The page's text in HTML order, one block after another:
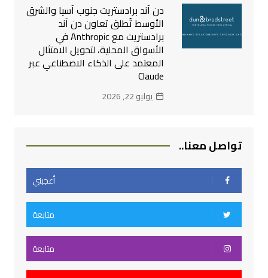
دن آند برادستريت جنوب آسيا والشرق
الأوسط تُطلق تعاون دن آند
برادستريت مع Anthropic في
الأسواق المحلية، لتحويل الامتثال
المعتمد على الذكاء الاصطناعي عبر
Claude
يوليو 22, 2026
تواصل معنا..
أعجبني
متابعة
متابعة